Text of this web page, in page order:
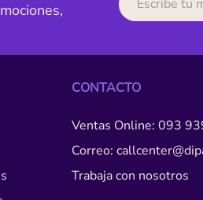
CONTACTO
Ventas Online: 093
Correo:
Trabaja con nosotros